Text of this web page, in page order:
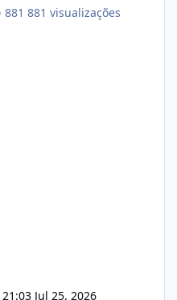
881 visualizações
Jul 25, 2026